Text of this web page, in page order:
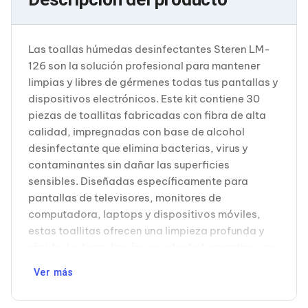
Cableado Estructurado para Servidores
Enfriamiento para Servidores
Soportes y Paneles
Sistemas Operativos para Servidores
Servidores
Soportes de Datos
Ultrium
Discos Duros / SSD / NAS
Accesorios para Discos Duros
Gabinetes de Discos Duros
Discos Duros Externos
Discos Duros para NAS
Discos Duros para Videovigilancia
Discos Duros para Servidores
Accesorios para SSD
Gabinetes para SSD
Discos Duros Internos para PC
Discos Duros Internos para Laptop
Monitores
Las toallas húmedas desinfectantes Steren LM-
126 son la solución profesional para mantener
limpias y libres de gérmenes todas tus pantallas y
dispositivos electrónicos. Este kit contiene 30
piezas de toallitas fabricadas con fibra de alta
calidad, impregnadas con base de alcohol
desinfectante que elimina bacterias, virus y
contaminantes sin dañar las superficies
sensibles. Diseñadas específicamente para
pantallas de televisores, monitores de
computadora, laptops y dispositivos móviles,
estas toallitas ofrecen una limpieza profunda y
especializada previene rayaduras y marcas en
Ver más